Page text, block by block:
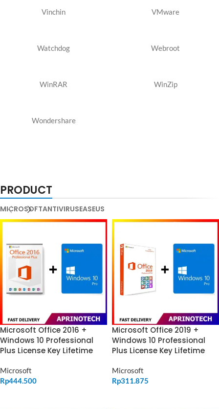
Vinchin VMware
Watchdog Webroot
WinRAR WinZip
Wondershare
PRODUCT
MICROSOFTANTIVIRUSEASEUS
Microsoft Office 2016 +
Windows 10 Professional
Plus License Key Lifetime
Microsoft
Rp444.500
Microsoft Office 2019 +
Windows 10 Professional
Plus License Key Lifetime
Microsoft
Rp311.875